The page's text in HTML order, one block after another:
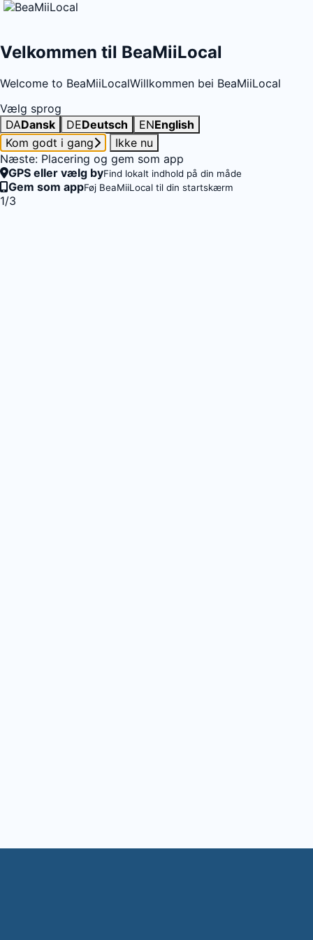
Velkommen til BeaMiiLocal
Welcome to BeaMiiLocalWillkommen bei BeaMiiLocal
Vælg sprog
DADansk DEDeutsch ENEnglish
Kom godt i gang
Ikke nu
Næste: Placering og gem som app
GPS eller vælg byFind lokalt indhold på din måde
Gem som appFøj BeaMiiLocal til din startskærm
1/3